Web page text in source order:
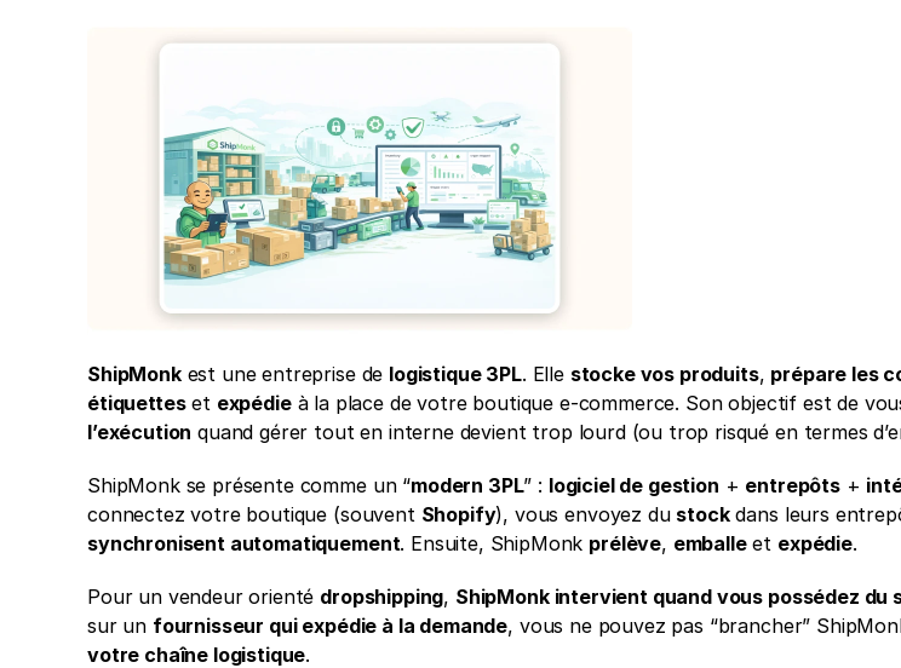
ShipMonk est une entreprise de logistique 3PL. Elle stocke vos produits, prépare les
étiquettes et expédie à la place de votre boutique e-commerce. Son objectif est de
l’exécution quand gérer tout en interne devient trop lourd (ou trop risqué en termes
ShipMonk se présente comme un “modern 3PL” : logiciel de gestion + entrepôts +
connectez votre boutique (souvent Shopify), vous envoyez du stock
synchronisent automatiquement. Ensuite, ShipMonk prélève, emballe et expédie.
Pour un vendeur orienté dropshipping, ShipMonk intervient quand vous possédez du
sur un fournisseur qui expédie à la demande, vous ne pouvez pas “brancher”
votre chaîne logistique.